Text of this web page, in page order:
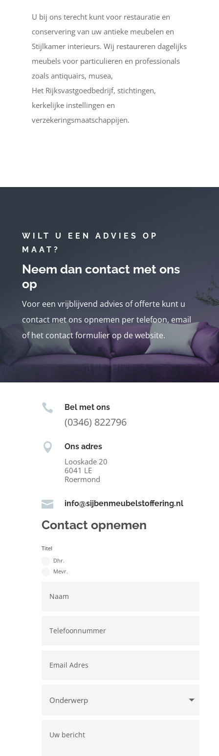
U bij ons terecht kunt voor restauratie en
conservering van uw antieke meubelen en
Stijlkamer interieurs. Wij restaureren dagelijks
meubels voor particulieren en professionals
zoals antiquairs, musea,
Het Rijksvastgoedbedrijf, stichtingen,
kerkelijke instellingen en
verzekeringsmaatschappijen.
WILT U EEN ADVIES OP
MAAT?
Neem dan contact met ons
op
Voor een vrijblijvend advies of offerte kunt u
contact met ons opnemen per telefoon, email
of het contact formulier op de website.
 Bel met ons
(0346) 822796
 Ons adres
Looskade 20
6041 LE
Roermond
 info@sijbenmeubelstoffering.nl
Contact opnemen
Titel
Dhr.
Mevr.